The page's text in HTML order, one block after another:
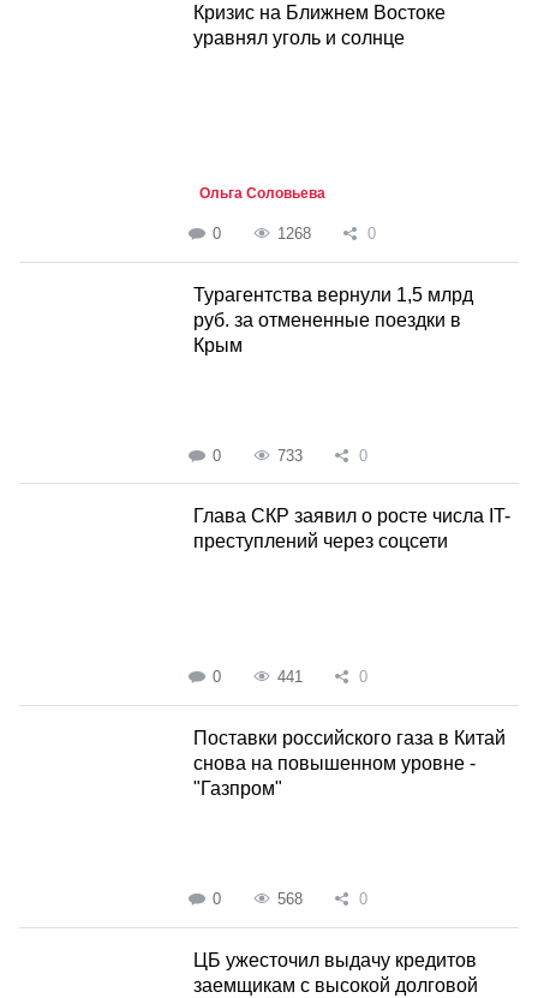
Кризис на Ближнем Востоке
уравнял уголь и солнце
Ольга Соловьева
0 1268 0
Турагентства вернули 1,5 млрд
руб. за отмененные поездки в
Крым
0 733 0
Глава СКР заявил о росте числа IT-
преступлений через соцсети
0 441 0
Поставки российского газа в Китай
снова на повышенном уровне -
"Газпром"
0 568 0
ЦБ ужесточил выдачу кредитов
заемщикам с высокой долговой